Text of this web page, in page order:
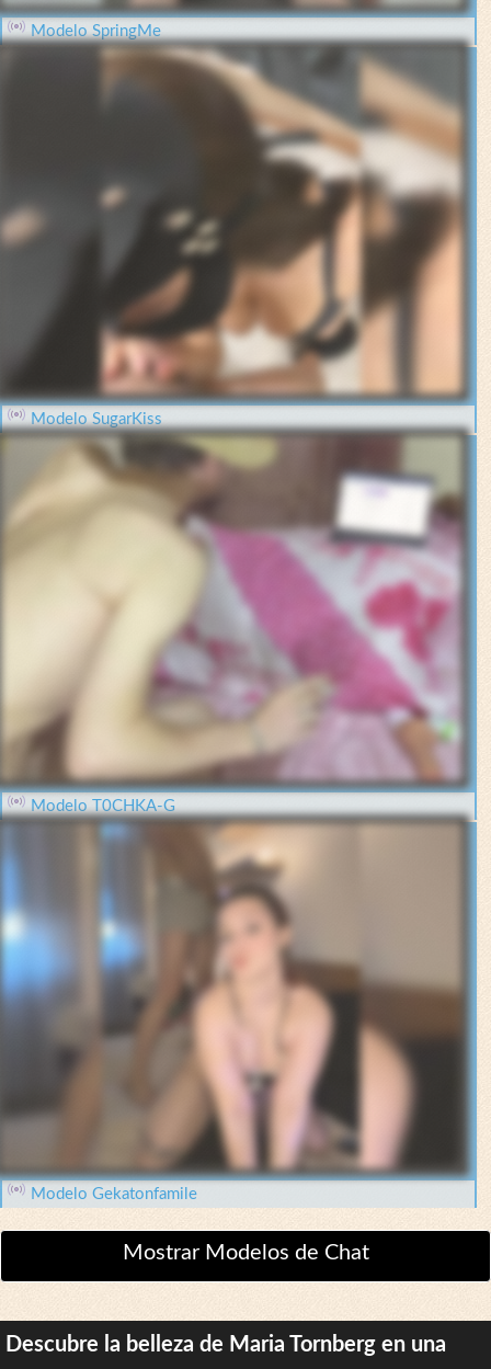
Modelo SpringMe
Modelo SugarKiss
Modelo T0CHKA-G
Modelo Gekatonfamile
Mostrar Modelos de Chat
Descubre la belleza de Maria Tornberg en una